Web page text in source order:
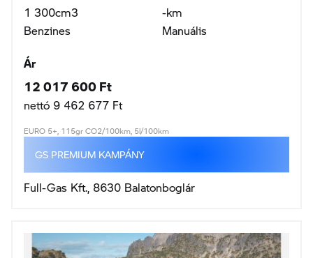
1 300cm3
Benzines
-km
Manuális
Ár
12 017 600 Ft
nettó 9 462 677 Ft
EURO 5+, 115gr CO2/100km, 5l/100km
GS PREMIUM KAMPÁNY
Full-Gas Kft., 8630 Balatonboglár